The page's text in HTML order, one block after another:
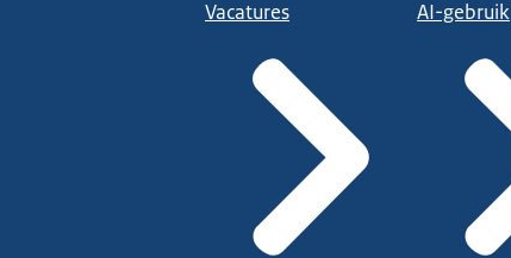
Vacatures AI-gebruik